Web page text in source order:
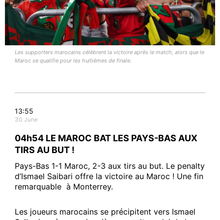
Les supporters marocains célèbrent la victoire après le match, alors que le
Maroc se qualifie pour les huitièmes de finale.
13:55
30 June
04h54 LE MAROC BAT LES PAYS-BAS AUX
TIRS AU BUT !
Pays-Bas 1-1 Maroc, 2-3 aux tirs au but. Le penalty
d’Ismael Saibari offre la victoire au Maroc ! Une fin
remarquable à Monterrey.
Les joueurs marocains se précipitent vers Ismael